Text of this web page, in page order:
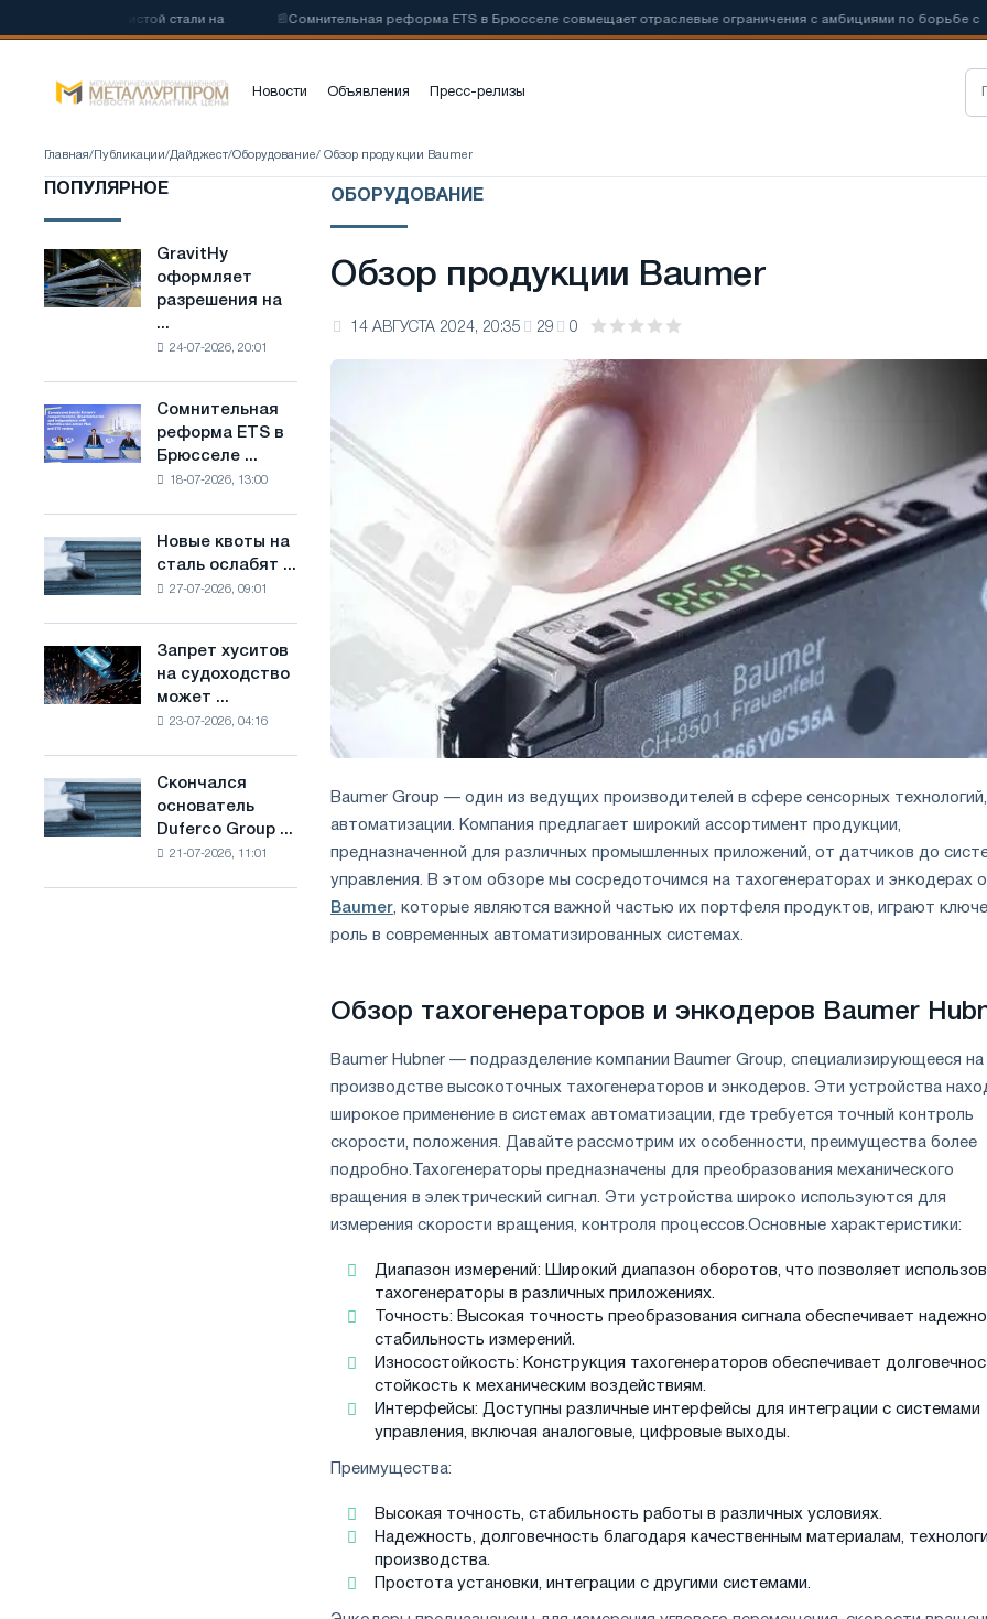
стали на 📰Сомнительная реформа ETS в Брюсселе совмещает отраслевые ограничения с амбициями по борьбе с 📰
Новости Объявления Пресс-релизы
Главная/ Публикации/Дайджест/Оборудование/ Обзор продукции Baumer
ПОПУЛЯРНОЕ
GravitHy
оформляет
разрешения
строительство
производству
низкоуглеродистой
основе
водорода
Франции
GravitHy
оформляет
разрешения на
...
24-07-2026, 20:01
Сомнительная
реформа
ETS
отраслевые
ограничения
амбициями
по
борьбе
с
Сомнительная
реформа ETS в
Брюсселе ...
18-07-2026, 13:00
Новые
квоты
на
конкуренцию
в
Новые квоты на
сталь ослабят ...
27-07-2026, 09:01
Запрет
хуситов
на
импорт
Саудовской
Запрет хуситов
на судоходство
может ...
23-07-2026, 04:16
Скончался
основатель
Duferco
Скончался
основатель
Duferco Group ...
21-07-2026, 11:01
ОБОРУДОВАНИЕ
Обзор продукции Baumer
14 АВГУСТА 2024, 20:35 29 0
Baumer Group — один из ведущих производителей в сфере сенсорных технологий,
автоматизации. Компания предлагает широкий ассортимент продукции,
предназначенной для различных промышленных приложений, от датчиков до
управления. В этом обзоре мы сосредоточимся на тахогенераторах и энкодерах
Baumer, которые являются важной частью их портфеля продуктов, играют
роль в современных автоматизированных системах.
Обзор тахогенераторов и энкодеров Baumer
Baumer Hubner — подразделение компании Baumer Group, специализирующееся на
производстве высокоточных тахогенераторов и энкодеров. Эти устройства
широкое применение в системах автоматизации, где требуется точный контроль
скорости, положения. Давайте рассмотрим их особенности, преимущества более
подробно. Тахогенераторы предназначены для преобразования механического
вращения в электрический сигнал. Эти устройства широко используются для
измерения скорости вращения, контроля процессов.Основные характеристики:
Диапазон измерений: Широкий диапазон оборотов, что позволяет
тахогенераторы в различных приложениях.
Точность: Высокая точность преобразования сигнала обеспечивает
стабильность измерений.
Износостойкость: Конструкция тахогенераторов обеспечивает
стойкость к механическим воздействиям.
Интерфейсы: Доступны различные интерфейсы для интеграции с системами
управления, включая аналоговые, цифровые выходы.
Преимущества:
Высокая точность, стабильность работы в различных условиях.
Надежность, долговечность благодаря качественным материалам,
производства.
Простота установки, интеграции с другими системами.